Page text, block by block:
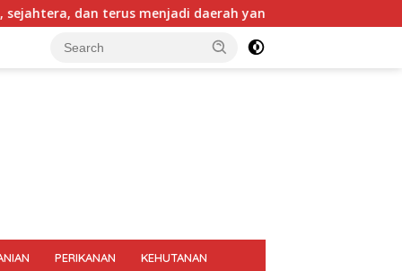
menjadi daerah yang mampu memberikan
PERIKANAN KEHUTANAN